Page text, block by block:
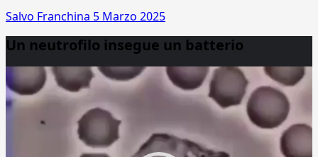
Salvo Franchina 5 Marzo 2025
Un neutrofilo insegue un batterio
Player